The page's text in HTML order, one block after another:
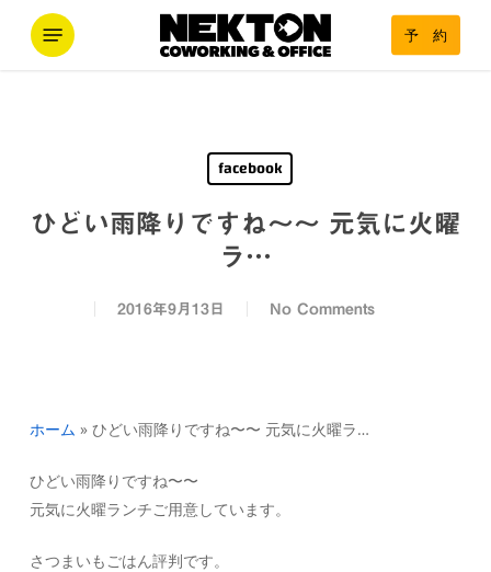
予 約
Menu
facebook
ひどい雨降りですね〜〜 元気に火曜
ラ…
2016年9月13日 No Comments
ホーム » ひどい雨降りですね〜〜 元気に火曜ラ…
ひどい雨降りですね〜〜
元気に火曜ランチご用意しています。
さつまいもごはん評判です。